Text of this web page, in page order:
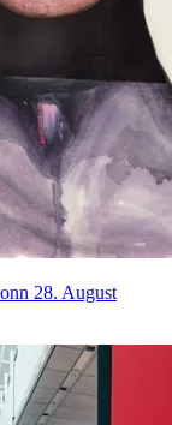
28. August